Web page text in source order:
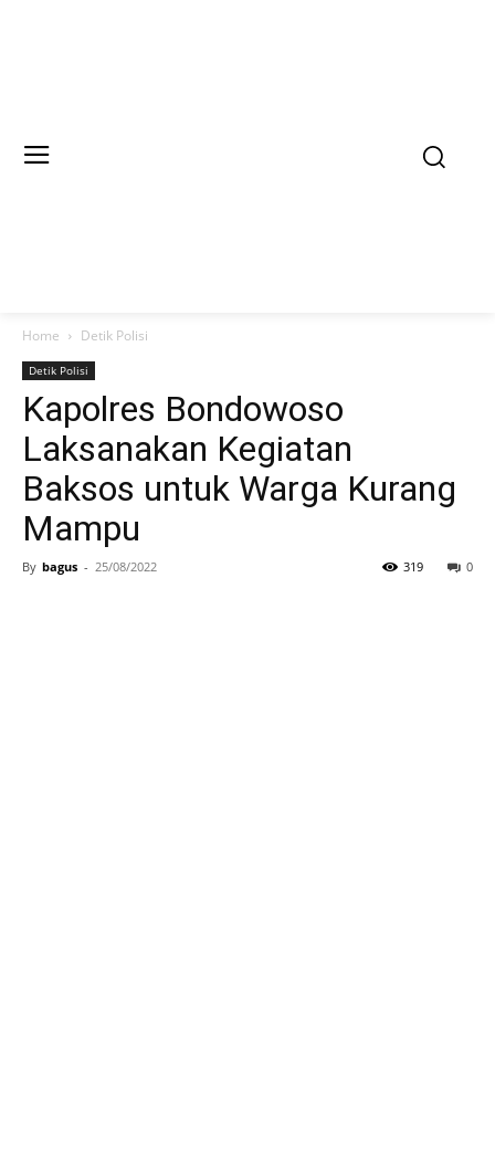
Home Detik Polisi
Detik Polisi
Kapolres Bondowoso
Laksanakan Kegiatan
Baksos untuk Warga Kurang
Mampu
By bagus - 25/08/2022 0
319